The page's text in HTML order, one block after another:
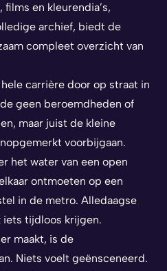
en kleurendia’s,
archief, biedt de
compleet overzicht van
carrière door op straat in
geen beroemdheden of
maar juist de kleine
voorbijgaan.
het water van een open
ontmoeten op een
in de metro. Alledaagse
iets tijdloos krijgen.
maakt, is de
Niets voelt geënsceneerd.